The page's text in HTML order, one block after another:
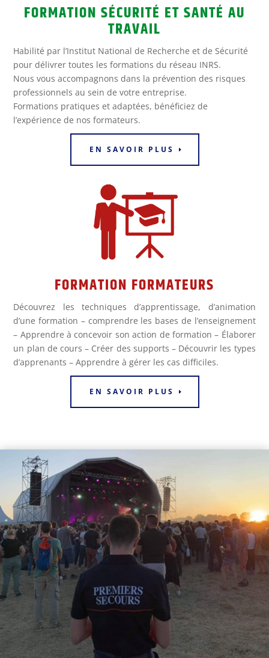
FORMATION SÉCURITÉ ET SANTÉ AU
TRAVAIL
Habilité par l’Institut National de Recherche et de Sécurité
pour délivrer toutes les formations du réseau INRS.
Nous vous accompagnons dans la prévention des risques
professionnels au sein de votre entreprise.
Formations pratiques et adaptées, bénéficiez de
l’expérience de nos formateurs.
EN SAVOIR PLUS
FORMATION FORMATEURS
Découvrez les techniques d’apprentissage, d’animation
d’une formation – comprendre les bases de l’enseignement
– Apprendre à concevoir son action de formation – Élaborer
un plan de cours – Créer des supports – Découvrir les types
d’apprenants – Apprendre à gérer les cas difficiles.
EN SAVOIR PLUS